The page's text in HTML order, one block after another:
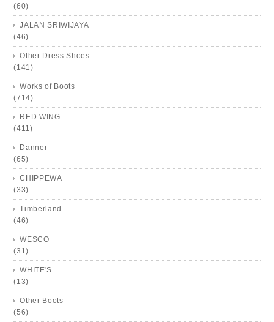
(60)
JALAN SRIWIJAYA
(46)
Other Dress Shoes
(141)
Works of Boots
(714)
RED WING
(411)
Danner
(65)
CHIPPEWA
(33)
Timberland
(46)
WESCO
(31)
WHITE'S
(13)
Other Boots
(56)